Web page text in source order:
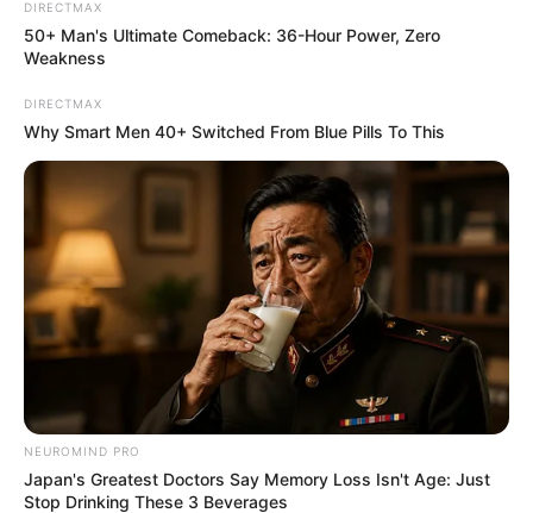
สีมงคลที่ควรใช้
สีขาวนวล ครีม บรอนซ์เงิน เสริมอำนาจวาสนาบารมี
สีชมพู บานเย็น ดีทางการเงินและโชคลาภ
DIRECTMAX
50+ Man's Ultimate Comeback: 36-Hour Power, Zero
Weakness
DIRECTMAX
Why Smart Men 40+ Switched From Blue Pills To This
NEUROMIND PRO
Japan's Greatest Doctors Say Memory Loss Isn't Age: Just
Stop Drinking These 3 Beverages